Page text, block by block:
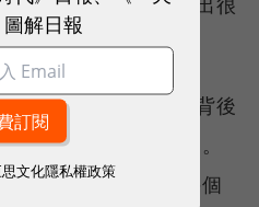
楚這些不同 AI 模型背後
就會花費蠻多心力。
現在的強項可能過幾個
解日報
文化隱私權政策